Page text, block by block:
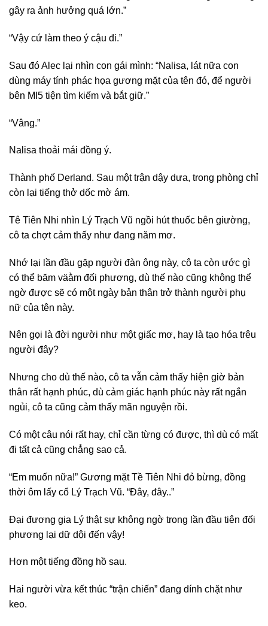
gây ra ảnh hưởng quá lớn.”
“Vậy cứ làm theo ý cậu đi.”
Sau đó Alec lại nhìn con gái mình: “Nalisa, lát nữa con
dùng máy tính phác họa gương mặt của tên đó, để người
bên MI5 tiện tìm kiếm và bắt giữ.”
“Vâng.”
Nalisa thoải mái đồng ý.
Thành phố Derland. Sau một trận dậy dưa, trong phòng chỉ
còn lại tiếng thở dốc mờ ám.
Tê Tiên Nhi nhìn Lý Trạch Vũ ngồi hút thuốc bên giường,
cô ta chợt cảm thấy như đang năm mơ.
Nhớ lại lần đầu gặp người đàn ông này, cô ta còn ước gì
có thể băm väằm đối phương, dù thế nào cũng không thể
ngờ được sẽ có một ngày bản thân trở thành người phụ
nữ của tên này.
Nên gọi là đời người như một giấc mơ, hay là tạo hóa trêu
người đây?
Nhưng cho dù thế nào, cô ta vẫn cảm thấy hiện giờ bản
thân rất hạnh phúc, dù cảm giác hạnh phúc này rất ngắn
ngủi, cô ta cũng cảm thấy mãn nguyện rồi.
Có một câu nói rất hay, chỉ cần từng có được, thì dù có mất
đi tất cả cũng chẳng sao cả.
“Em muốn nữa!” Gương mặt Tề Tiên Nhi đỏ bừng, đồng
thời ôm lấy cổ Lý Trạch Vũ. “Đây, đây..”
Đại đương gia Lý thật sự không ngờ trong lần đầu tiên đối
phương lại dữ dội đến vậy!
Hơn một tiếng đồng hồ sau.
Hai người vừa kết thúc “trận chiến” đang dính chặt như
keo.